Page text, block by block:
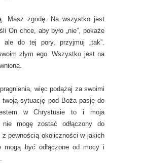
Masz zgodę. Na wszystko jest
On chce, aby było „nie”, pokaże
do tej pory, przyjmuj „tak”.
złym ego. Wszystko jest na
więc podążaj za swoimi
twoją sytuację pod Boża pasję do
w Chrystusie to i moja
mogę zostać odłączony do
z pewnością okoliczności w jakich
mogą być odłączone od mocy i